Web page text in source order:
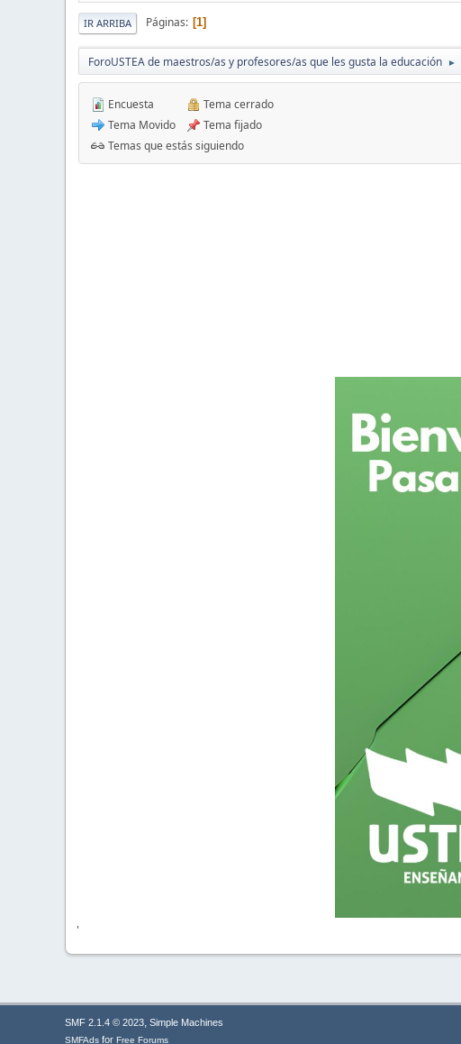
IR ARRIBA Páginas 1
ForoUSTEA de maestros/as y profesores/as que les gusta la educación ►
Encuesta
Tema Movido
Tema cerrado
Tema fijado
Temas que estás siguiendo
'
SMF 2.1.4 © 2023, Simple Machines
SMFAds for Free Forums